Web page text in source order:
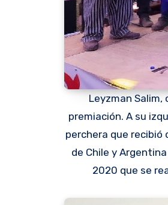
Leyzman
premiación. A su
perchera que recibió
de Chile y
2020 que se